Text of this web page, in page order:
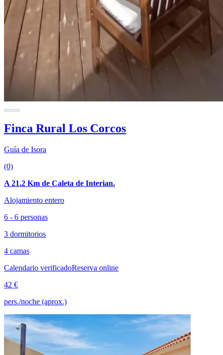
Finca Rural Los Corcos
Guía de Isora
(0)
A 21.2 Km de Caleta de Interian.
Alojamiento entero
6 - 6 personas
3 dormitorios
4 camas
Calendario verificadoReserva online
42 €
pers./noche (aprox.)